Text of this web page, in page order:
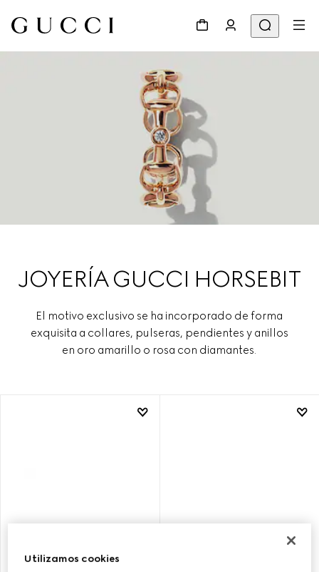
JOYERÍA GUCCI HORSEBIT
El motivo exclusivo se ha incorporado de forma
exquisita a collares, pulseras, pendientes y anillos
en oro amarillo o rosa con diamantes.
Utilizamos cookies